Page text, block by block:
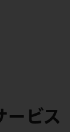
ビス